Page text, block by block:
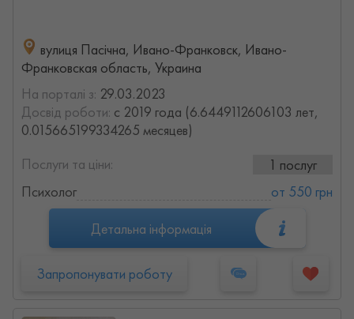
вулиця Пасічна, Ивано-Франковск, Ивано-
Франковская область, Украина
На порталі з: 29.03.2023
Досвід роботи: с 2019 года (6.6449112606103 лет,
0.015665199334265 месяцев)
Послуги та ціни:
1 послуг
Психолог
от 550 грн
Детальна інформація
Запропонувати роботу